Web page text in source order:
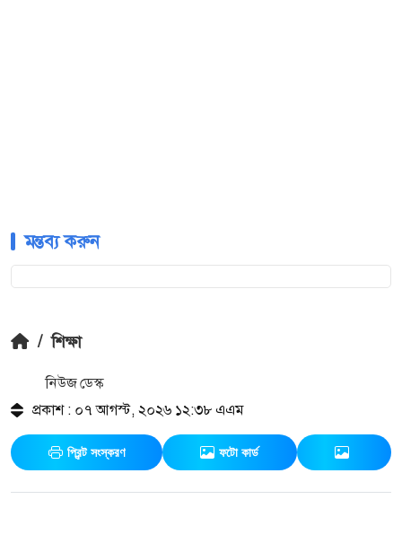
মন্তব্য করুন
/ শিক্ষা
নিউজ ডেস্ক
প্রকাশ : ০৭ আগস্ট, ২০২৬ ১২:৩৮ এএম
প্রিন্ট সংস্করণ ফটো কার্ড